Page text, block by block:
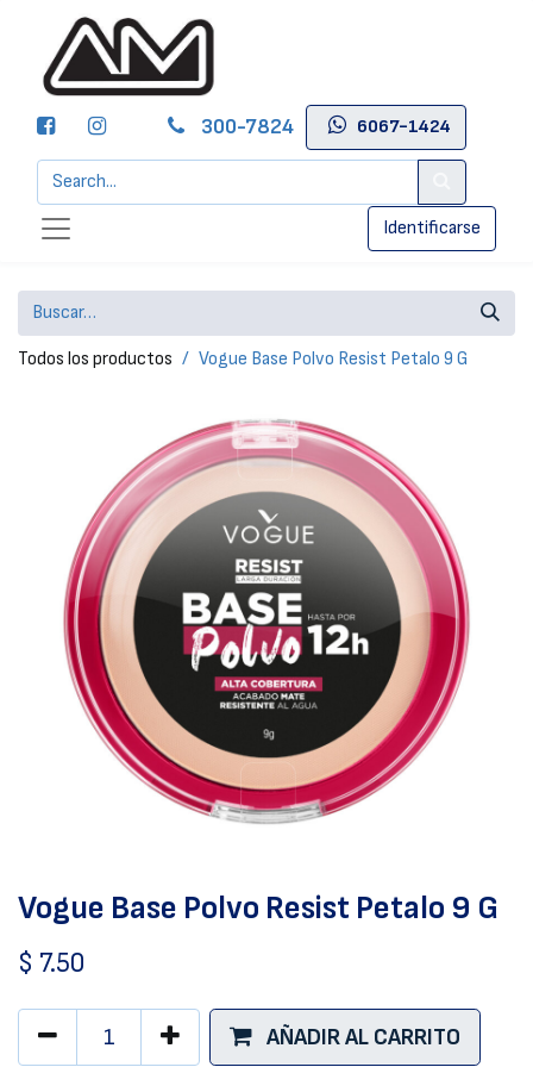
300-7824 6067-1424
Identificarse
Todos los productos Vogue Base Polvo Resist Petalo 9 G
Vogue Base Polvo Resist Petalo 9 G
$ 7.50
AÑADIR AL CARRITO